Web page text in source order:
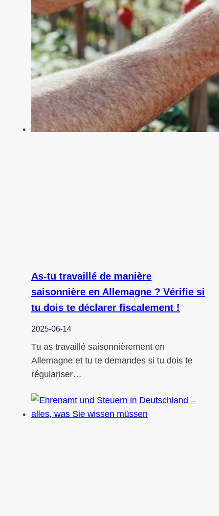
As-tu travaillé de manière
saisonnière en Allemagne ? Vérifie si
tu dois te déclarer fiscalement !
2025-06-14
Tu as travaillé saisonnièrement en
Allemagne et tu te demandes si tu dois te
régulariser…